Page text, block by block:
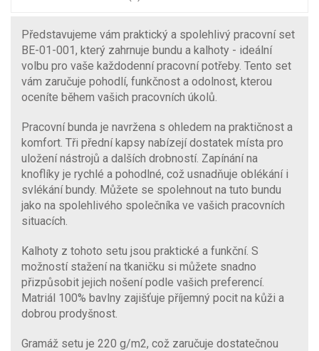
Představujeme vám praktický a spolehlivý pracovní set
BE-01-001, který zahrnuje bundu a kalhoty - ideální
volbu pro vaše každodenní pracovní potřeby. Tento set
vám zaručuje pohodlí, funkčnost a odolnost, kterou
oceníte během vašich pracovních úkolů.
Pracovní bunda je navržena s ohledem na praktičnost a
komfort. Tři přední kapsy nabízejí dostatek místa pro
uložení nástrojů a dalších drobností. Zapínání na
knoflíky je rychlé a pohodlné, což usnadňuje oblékání i
svlékání bundy. Můžete se spolehnout na tuto bundu
jako na spolehlivého společníka ve vašich pracovních
situacích.
Kalhoty z tohoto setu jsou praktické a funkční. S
možností stažení na tkaničku si můžete snadno
přizpůsobit jejich nošení podle vašich preferencí.
Matriál 100% bavlny zajišťuje příjemný pocit na kůži a
dobrou prodyšnost.
Gramáž setu je 220 g/m2, což zaručuje dostatečnou